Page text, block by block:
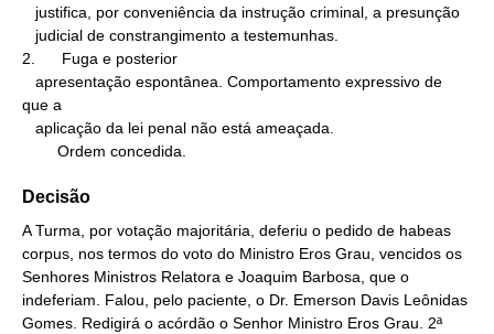
2.      Fuga e posterior
que a
        Ordem concedida.
Decisão
A Turma, por votação majoritária, deferiu o pedido de habeas
corpus, nos termos do voto do Ministro Eros Grau, vencidos os
Senhores Ministros Relatora e Joaquim Barbosa, que o
indeferiam. Falou, pelo paciente, o Dr. Emerson Davis Leônidas
Gomes. Redigirá o acórdão o Senhor Ministro Eros Grau. 2ª